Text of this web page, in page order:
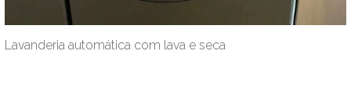
Lavanderia automática com lava e seca